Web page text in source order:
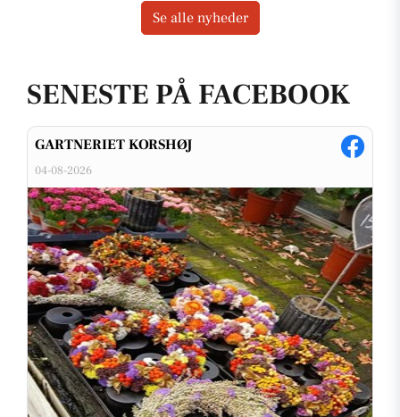
SENESTE PÅ FACEBOOK
GARTNERIET KORSHØJ
04-08-2026
Se alle nyheder